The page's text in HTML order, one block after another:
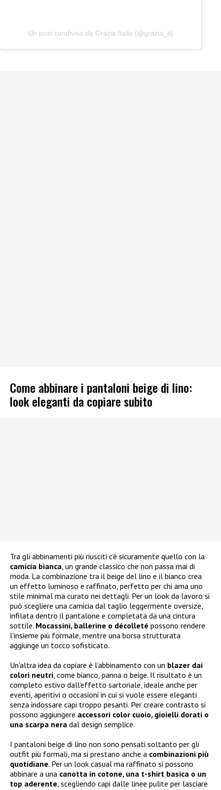
Un post condiviso da Grazia Italia (@grazia_it)
Come abbinare i pantaloni beige di lino:
look eleganti da copiare subito
Tra gli abbinamenti più riusciti c’è sicuramente quello con la
camicia bianca , un grande classico che non passa mai di
moda. La combinazione tra il beige del lino e il bianco crea
un effetto luminoso e raffinato, perfetto per chi ama uno
stile minimal ma curato nei dettagli. Per un look da lavoro si
può scegliere una camicia dal taglio leggermente oversize,
infilata dentro il pantalone e completata da una cintura
sottile. Mocassini, ballerine o décolleté possono rendere
l’insieme più formale, mentre una borsa strutturata
aggiunge un tocco sofisticato.
Un’altra idea da copiare è l’abbinamento con un blazer dai
colori neutri , come bianco, panna o beige. Il risultato è un
completo estivo dall’effetto sartoriale, ideale anche per
eventi, aperitivi o occasioni in cui si vuole essere eleganti
senza indossare capi troppo pesanti. Per creare contrasto si
possono aggiungere accessori color cuoio, gioielli dorati o
una scarpa nera dal design semplice.
I pantaloni beige di lino non sono pensati soltanto per gli
outfit più formali, ma si prestano anche a combinazioni più
quotidiane. Per un look casual ma raffinato si possono
abbinare a una canotta in cotone, una t-shirt basica o un
top aderente , scegliendo capi dalle linee pulite per lasciare